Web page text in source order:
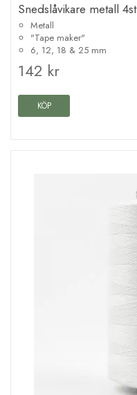
Snedslåvikare metall 4st
Metall
"Tape maker"
6, 12, 18 & 25 mm
142 kr
KÖP